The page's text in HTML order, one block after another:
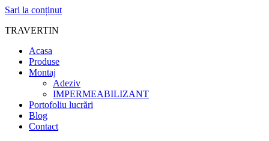
Sari la conținut
TRAVERTIN
Acasa
Produse
Montaj
Adeziv
IMPERMEABILIZANT
Portofoliu lucrări
Blog
Contact